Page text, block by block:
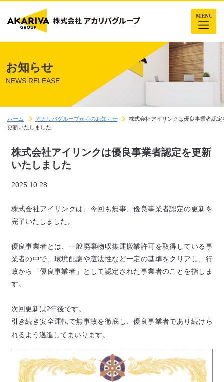
お知らせ
NEWS RELEASE
ホーム アカリバグループからのお知らせ
株式会社アイリンクは優良事業者認定
更新いたしました
株式会社アイリンクは優良事業者認定を更新
いたしました
2025.10.28
株式会社アイリンクは、今回も無事、優良事業者認定の更新を
完了いたしました。
優良事業者とは、一般廃棄物収集運搬業許可を取得している事
業者の中で、環境配慮や遵法性など一定の基準をクリアし、行
政から「優良事業者」として認定された事業者のことを指しま
す。
次回更新は2年後です。
引き続き安全運転で無事故を徹底し、優良事業者であり続けら
れるよう邁進してまいります。